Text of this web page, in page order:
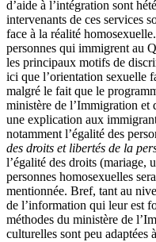
d’aide à l’intégration sont
intervenants de ces services
face à la réalité
personnes qui immigrent au
les principaux motifs de
ici que l’orientation sexuelle
malgré le fait que le
ministère de l’Immigration et
une explication aux
notamment l’égalité des
des droits et libertés de la
l’égalité des droits (mariage,
personnes homosexuelles
mentionnée. Bref, tant au
de l’information qui leur est
méthodes du ministère de
culturelles sont peu adaptées